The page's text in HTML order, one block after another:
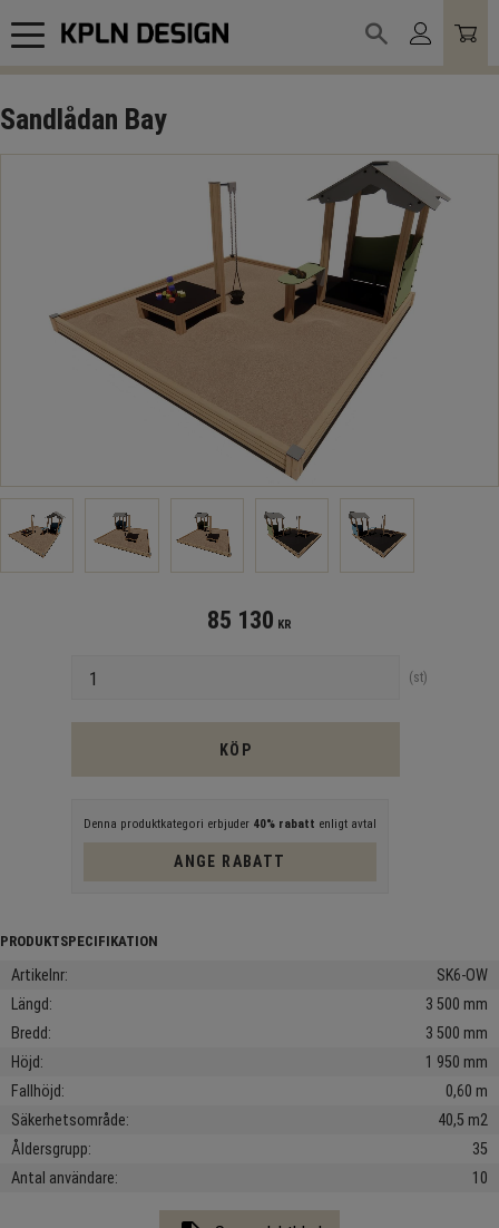
Meny
Sandlådan Bay
85 130 KR
st
KÖP
Denna produktkategori erbjuder 40% rabatt enligt avtal
ANGE RABATT
Artikelnr
SK6-OW
Längd
3 500 mm
Bredd
3 500 mm
Höjd
1 950 mm
Fallhöjd
0,60 m
Säkerhetsområde
40,5 m2
Åldersgrupp
35
Antal användare
10